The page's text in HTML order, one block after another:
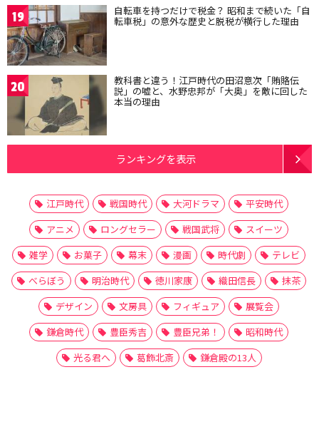
19 自転車を持つだけで税金？ 昭和まで続いた「自
転車税」の意外な歴史と脱税が横行した理由
20 教科書と違う！江戸時代の田沼意次「賄賂伝
説」の嘘と、水野忠邦が「大奥」を敵に回した
本当の理由
ランキングを表示
江戸時代 戦国時代 大河ドラマ
平安時代
アニメ
ロングセラー 戦国武将
スイーツ
雑学
お菓子 幕末 漫画 時代劇
テレビ
べらぼう
明治時代 徳川家康 織田信長
抹茶
デザイン
文房具 フィギュア
展覧会
鎌倉時代
豊臣秀吉 豊臣兄弟！
昭和時代
光る君へ
葛飾北斎 鎌倉殿の13人